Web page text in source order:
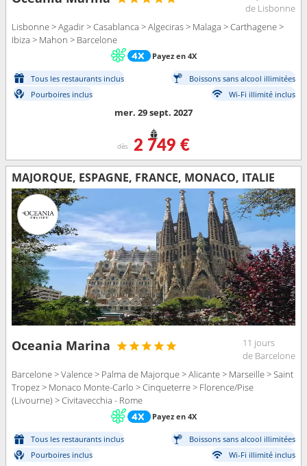
de Lisbonne
Lisbonne > Agadir > Casablanca > Algeciras > Malaga > Carthagene >
Ibiza > Mahon > Barcelone
Payez en 4X
Tous les restaurants inclus
Boissons sans alcool illimitées
Pourboires inclus
Wi-Fi illimité inclus
mer. 29 sept. 2027
dès 2 749 €
MAJORQUE, ESPAGNE, FRANCE, MONACO, ITALIE
Oceania Marina
11 jours
de Barcelone
Barcelone > Valence > Palma de Majorque > Alicante > Marseille > Saint
Tropez > Monaco Monte-Carlo > Cinqueterre > Florence/Pise
(Livourne) > Civitavecchia - Rome
Payez en 4X
Tous les restaurants inclus
Boissons sans alcool illimitées
Pourboires inclus
Wi-Fi illimité inclus